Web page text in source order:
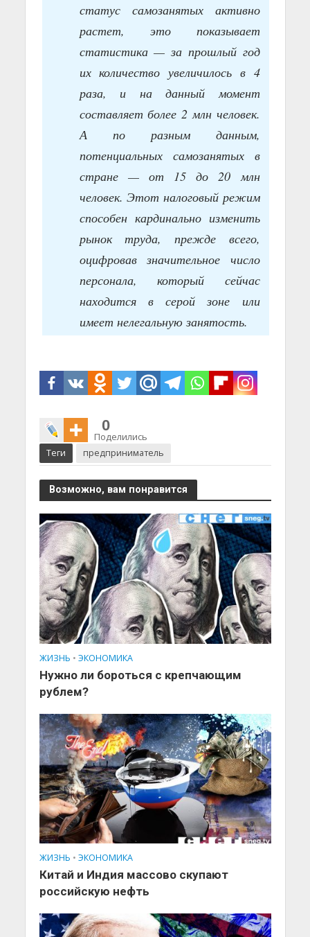
статус самозанятых активно
растет, это показывает
статистика — за прошлый год
их количество увеличилось в 4
раза, и на данный момент
составляет более 2 млн человек.
А по разным данным,
потенциальных самозанятых в
стране — от 15 до 20 млн
человек. Этот налоговый режим
способен кардинально изменить
рынок труда, прежде всего,
оцифровав значительное число
персонала, который сейчас
находится в серой зоне или
имеет нелегальную занятость.
0
Поделились
Теги предприниматель
Возможно, вам понравится
ЖИЗНЬ • ЭКОНОМИКА
Нужно ли бороться с крепчающим
рублем?
ЖИЗНЬ • ЭКОНОМИКА
Китай и Индия массово скупают
российскую нефть